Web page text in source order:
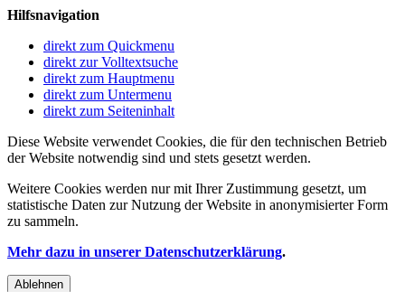
Hilfsnavigation
direkt zum Quickmenu
direkt zur Volltextsuche
direkt zum Hauptmenu
direkt zum Untermenu
direkt zum Seiteninhalt
Diese Website verwendet Cookies, die für den technischen Betrieb
der Website notwendig sind und stets gesetzt werden.
Weitere Cookies werden nur mit Ihrer Zustimmung gesetzt, um
statistische Daten zur Nutzung der Website in anonymisierter Form
zu sammeln.
Mehr dazu in unserer Datenschutzerklärung.
Ablehnen